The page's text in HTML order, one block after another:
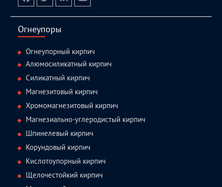
Огнеупоры
Огнеупорный кирпич
Алюмосиликатный кирпич
Силикатный кирпич
Магнезитовый кирпич
Хромомагнезитовый кирпич
Магнезиально-углеродистый кирпич
Шпинелевый кирпич
Корундовый кирпич
Кислотоупорный кирпич
Щелочестойкий кирпич